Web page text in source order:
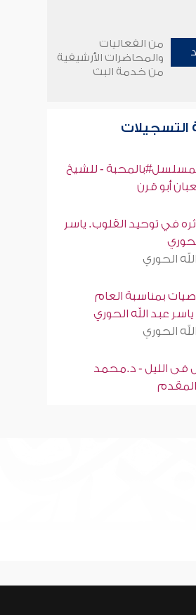
من الفعاليات
والمحاضرات الأرشيفية
من خدمة البث
التسجيلات
- للشيخ
أبو قرن
في توحيد القلوب. ياسر
الحوري
بمناسبة العام
عبد الله الحوري
الحوري
فى الليل - د.محمد